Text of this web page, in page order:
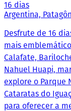
16 dias
Argentina,
Desfrute de 16
mais
Calafate,
Nahuel Huapi,
explore o Parque
Cataratas do
para oferecer a